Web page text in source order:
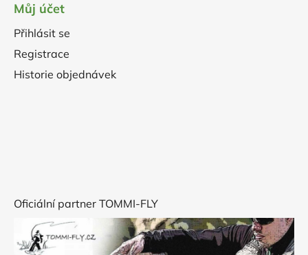
Můj účet
Přihlásit se
Registrace
Historie objednávek
Oficiální partner TOMMI-FLY